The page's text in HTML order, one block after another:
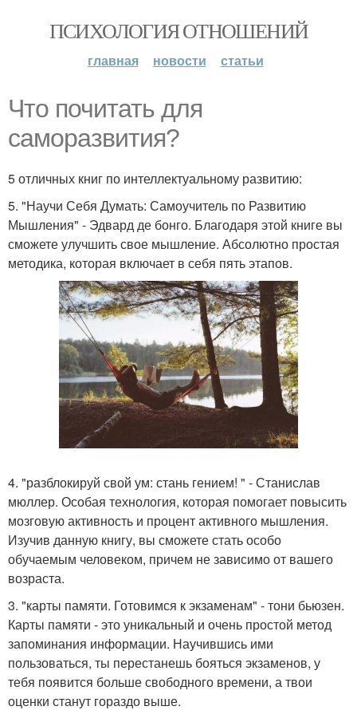
ПСИХОЛОГИЯ ОТНОШЕНИЙ
главная новости статьи
Что почитать для
саморазвития?
5 отличных книг по интеллектуальному развитию:
5. "Научи Себя Думать: Самоучитель по Развитию
Мышления" - Эдвард де бонго. Благодаря этой книге вы
сможете улучшить свое мышление. Абсолютно простая
методика, которая включает в себя пять этапов.
4. "разблокируй свой ум: стань гением! " - Станислав
мюллер. Особая технология, которая помогает повысить
мозговую активность и процент активного мышления.
Изучив данную книгу, вы сможете стать особо
обучаемым человеком, причем не зависимо от вашего
возраста.
3. "карты памяти. Готовимся к экзаменам" - тони бьюзен.
Карты памяти - это уникальный и очень простой метод
запоминания информации. Научившись ими
пользоваться, ты перестанешь бояться экзаменов, у
тебя появится больше свободного времени, а твои
оценки станут гораздо выше.